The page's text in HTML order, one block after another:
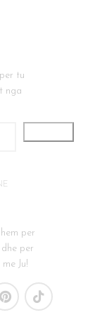
tu
nga
per
per
Ju!